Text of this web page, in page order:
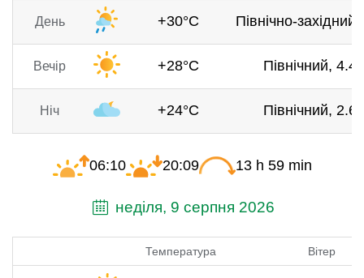
День +30°C Північно-
Вечір +28°C Північний, 4.4
Ніч +24°C Північний, 2.6
06:10 20:09 13 h 59 min
неділя, 9 серпня 2026
Температура Вітер